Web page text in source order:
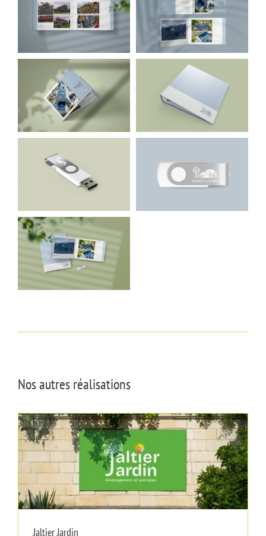
Nos autres réalisations
Jaltier Jardin
Jaltier Jardin